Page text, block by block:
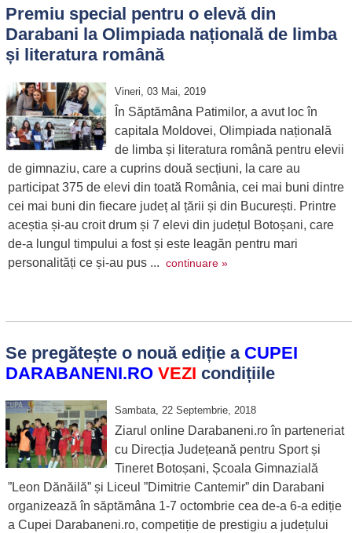
Premiu special pentru o elevă din
Darabani la Olimpiada națională de limba
și literatura română
Vineri, 03 Mai, 2019
În Săptămâna Patimilor, a avut loc în
capitala Moldovei, Olimpiada națională
de limba și literatura română pentru elevii
de gimnaziu, care a cuprins două secțiuni, la care au
participat 375 de elevi din toată România, cei mai buni dintre
cei mai buni din fiecare județ al țării și din București. Printre
aceștia și-au croit drum și 7 elevi din județul Botoșani, care
de-a lungul timpului a fost și este leagăn pentru mari
personalități ce și-au pus ... continuare »
Se pregătește o nouă ediție aCUPEI
DARABANENI.RO VEZI condițiile
Sambata, 22 Septembrie, 2018
Ziarul online Darabaneni.ro în parteneriat
cu Direcția Județeană pentru Sport și
Tineret Botoșani, Școala Gimnazială
”Leon Dănăilă” și Liceul ”Dimitrie Cantemir” din Darabani
organizează în săptămâna 1-7 octombrie cea de-a 6-a ediție
a Cupei Darabaneni.ro, competiție de prestigiu a județului